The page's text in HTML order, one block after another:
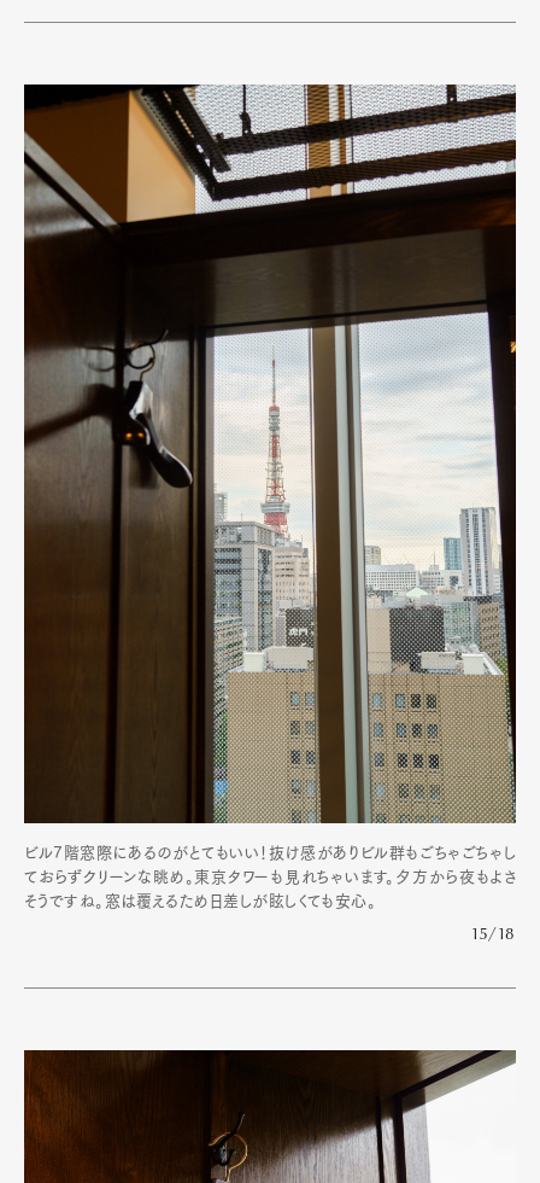
ビル7階窓際にあるのがとてもいい！抜け感がありビル群もごちゃごちゃし
ておらずクリーンな眺め。東京タワーも見れちゃいます。夕方から夜もよさ
そうですね。窓は覆えるため日差しが眩しくても安心。
15/18